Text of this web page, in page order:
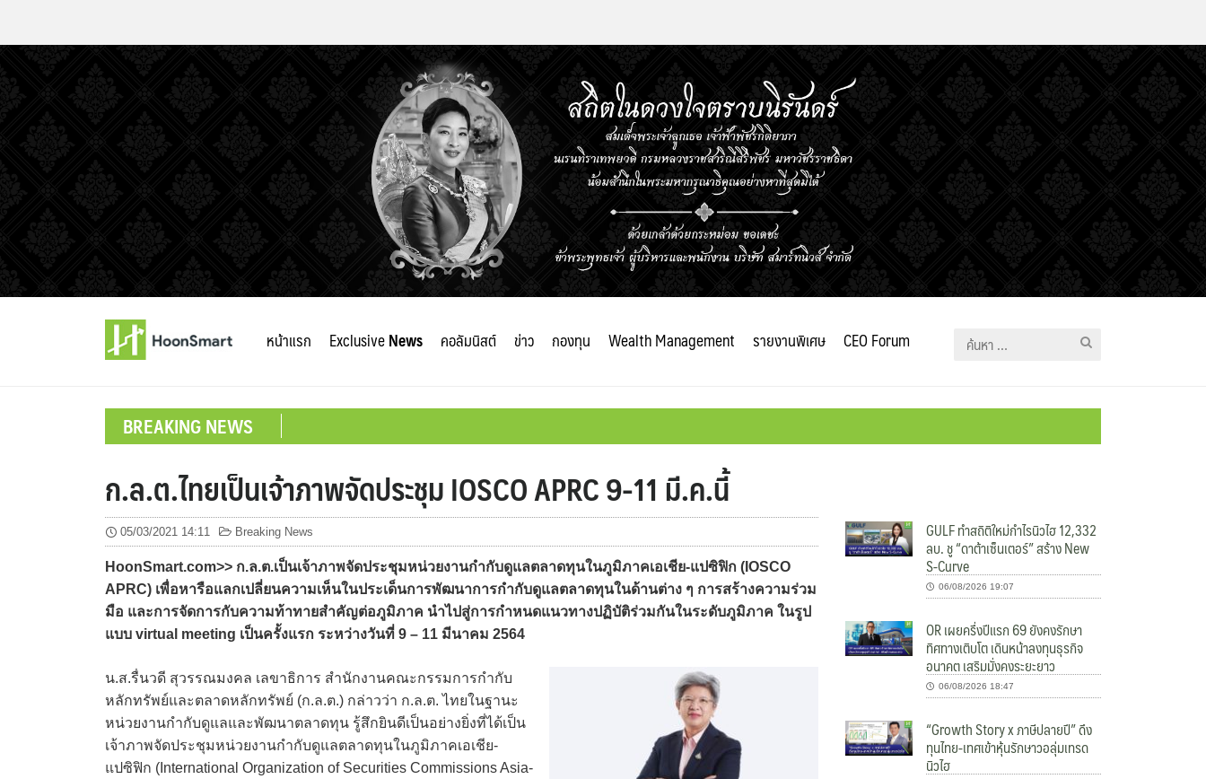
หน้าแรก ExclusiveNews คอลัมนิสต์ ข่าว กองทุน Wealth Management รายงานพิเศษ CEO Forum
ค้นหา
BREAKING NEWS
ก.ล.ต.ไทยเป็นเจ้าภาพจัดประชุม IOSCO APRC 9-11 มี.ค.นี้
05/03/2021 14:11 Breaking News
HoonSmart.com>> ก.ล.ต.เป็นเจ้าภาพจัดประชุมหน่วยงานกำกับดูแลตลาดทุนในภูมิภาคเอเชีย-แปซิฟิก (IOSCO
APRC) เพื่อหารือแลกเปลี่ยนความเห็นในประเด็นการพัฒนาการกำกับดูแลตลาดทุนในด้านต่าง ๆ การสร้างความร่วม
มือ และการจัดการกับความท้าทายสำคัญต่อภูมิภาค นำไปสู่การกำหนดแนวทางปฏิบัติร่วมกันในระดับภูมิภาค ในรูป
แบบ virtual meeting เป็นครั้งแรก ระหว่างวันที่ 9 – 11 มีนาคม 2564
น.ส.รื่นวดี สุวรรณมงคล เลขาธิการ สำนักงานคณะกรรมการกำกับ
หลักทรัพย์และตลาดหลักทรัพย์ (ก.ล.ต.) กล่าวว่า ก.ล.ต. ไทยในฐานะ
หน่วยงานกำกับดูแลและพัฒนาตลาดทุน รู้สึกยินดีเป็นอย่างยิ่งที่ได้เป็น
เจ้าภาพจัดประชุมหน่วยงานกำกับดูแลตลาดทุนในภูมิภาคเอเชีย-
แปซิฟิก (International Organization of Securities Commissions Asia-
GULF ทำสถิติใหม่กำไรนิวไฮ 12,332
ลบ. ชู “ดาต้าเซ็นเตอร์” สร้าง New
S-Curve
06/08/2026 19:07
OR เผยครึ่งปีแรก 69 ยังคงรักษา
ทิศทางเติบโต เดินหน้าลงทุนธุรกิจ
อนาคต เสริมมั่งคงระยะยาว
06/08/2026 18:47
“Growth Story x ภาษีปลายปี” ดึง
ทุนไทย-เทศเข้าหุ้นรักษาวอลุ่มเทรด
นิวไฮ